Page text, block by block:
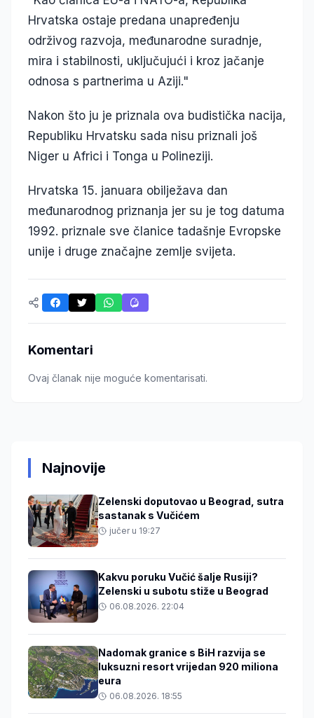
Hrvatska ostaje predana unapređenju
održivog razvoja, međunarodne suradnje,
mira i stabilnosti, uključujući i kroz jačanje
odnosa s partnerima u Aziji."
Nakon što ju je priznala ova budistička nacija,
Republiku Hrvatsku sada nisu priznali još
Niger u Africi i Tonga u Polineziji.
Hrvatska 15. januara obilježava dan
međunarodnog priznanja jer su je tog datuma
1992. priznale sve članice tadašnje Evropske
unije i druge značajne zemlje svijeta.
Komentari
Ovaj članak nije moguće komentarisati.
Najnovije
Zelenski doputovao u Beograd, sutra
sastanak s Vučićem
jučer u 19:27
Kakvu poruku Vučić šalje Rusiji?
Zelenski u subotu stiže u Beograd
06.08.2026. 22:04
Nadomak granice s BiH razvija se
luksuzni resort vrijedan 920 miliona
eura
06.08.2026. 18:55